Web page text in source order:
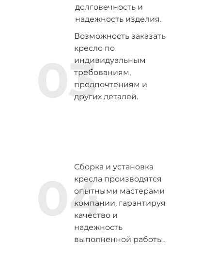
долговечность и
надежность изделия.
Возможность заказать
кресло по
индивидуальным
требованиям,
предпочтениям и
других деталей.
Сборка и установка
кресла производятся
опытными мастерами
компании, гарантируя
качество и
надежность
выполненной работы.
03
04